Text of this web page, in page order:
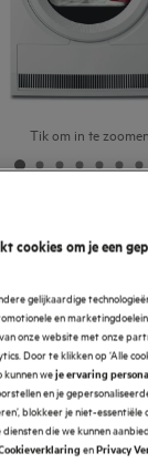
Tik om in te zoomen
-
kg
droogt alles
in een gemengde
droogtijd. Past
cookies om je een
gelijkaardige
en
onze website met onze
Door te klikken op ‘Alle
kunnen weje ervaring
en je
blokkeer je niet-
die we kunnen
enPrivacy